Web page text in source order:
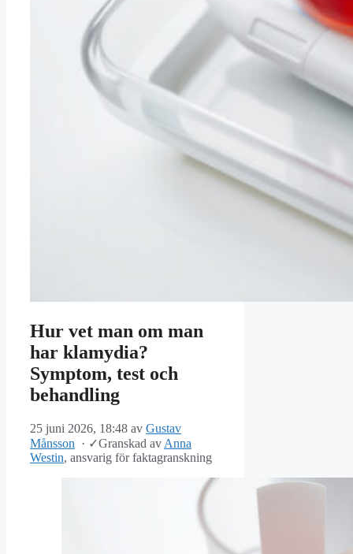
Hur vet man om man
har klamydia?
Symptom, test och
behandling
25 juni 2026, 18:48 av Gustav
Månsson
· ✓Granskad av Anna
Westin, ansvarig för faktagranskning